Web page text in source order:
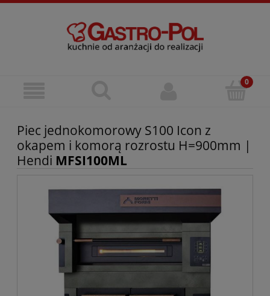
Piec jednokomorowy S100 Icon z
okapem i komorą rozrostu H=900mm |
Hendi MFSI100ML